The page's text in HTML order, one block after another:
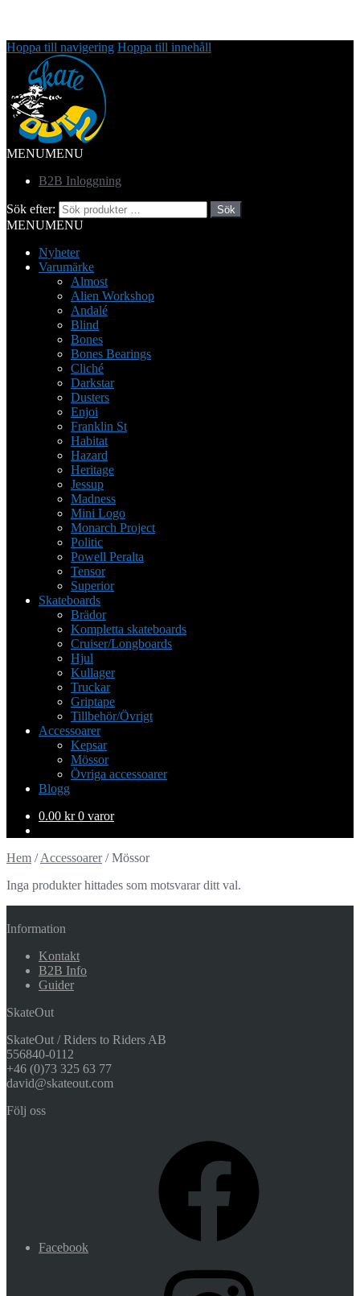
Hoppa till navigering Hoppa till innehåll
MENUMENU
B2B Inloggning
Sök efter: Sök
MENUMENU
Nyheter
Varumärke
Almost
Alien Workshop
Andalé
Blind
Bones
Bones Bearings
Cliché
Darkstar
Dusters
Enjoi
Franklin St
Habitat
Hazard
Heritage
Jessup
Madness
Mini Logo
Monarch Project
Politic
Powell Peralta
Tensor
Superior
Skateboards
Brädor
Kompletta skateboards
Cruiser/Longboards
Hjul
Kullager
Truckar
Griptape
Tillbehör/Övrigt
Accessoarer
Kepsar
Mössor
Övriga accessoarer
Blogg
0.00 kr 0 varor
Hem /Accessoarer/Mössor
Inga produkter hittades som motsvarar ditt val.
Information
Kontakt
B2B Info
Guider
SkateOut
SkateOut / Riders to Riders AB
556840-0112
+46 (0)73 325 63 77
david@skateout.com
Följ oss
Facebook